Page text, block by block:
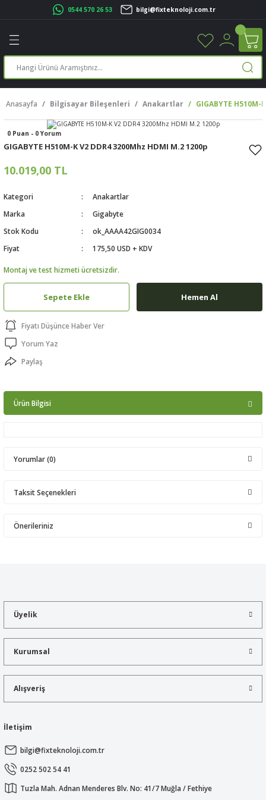
0544 570 26 53 bilgi@fixteknoloji.com.tr
Geri Dön
Geri Dön
Geri Dön
Yazıcı
Geri Dön
Geri Dön
Geri Dön
Geri Dön
Geri Dön
Anasayfa Bilgisayar Bileşenleri Anakartlar GIGABYTE H510M-
0 Puan - 0 Yorum
GIGABYTE H510M-K V2 DDR4 3200Mhz HDMI M.2 1200p
10.019,00 TL
Kategori
Anakartlar
Marka
Gigabyte
Stok Kodu
ok_AAAA42GIG0034
Fiyat
175,50 USD + KDV
Montaj ve test hizmeti ücretsizdir.
Sepete Ekle Hemen Al
Fiyatı Düşünce Haber Ver
Yorum Yaz
Paylaş
Ürün Bilgisi
Yorumlar (0)
Taksit Seçenekleri
Önerileriniz
Ürün açıklamasında eksik bilgiler bulunuyor.
Ürün bilgilerinde hatalar bulunuyor.
Bu ürüne benzer farklı alternatifler olmalı.
Üyelik
Kurumsal
Alışveriş
İletişim
bilgi@fixteknoloji.com.tr
0252 502 54 41
Tuzla Mah. Adnan Menderes Blv. No: 41/7 Muğla / Fethiye